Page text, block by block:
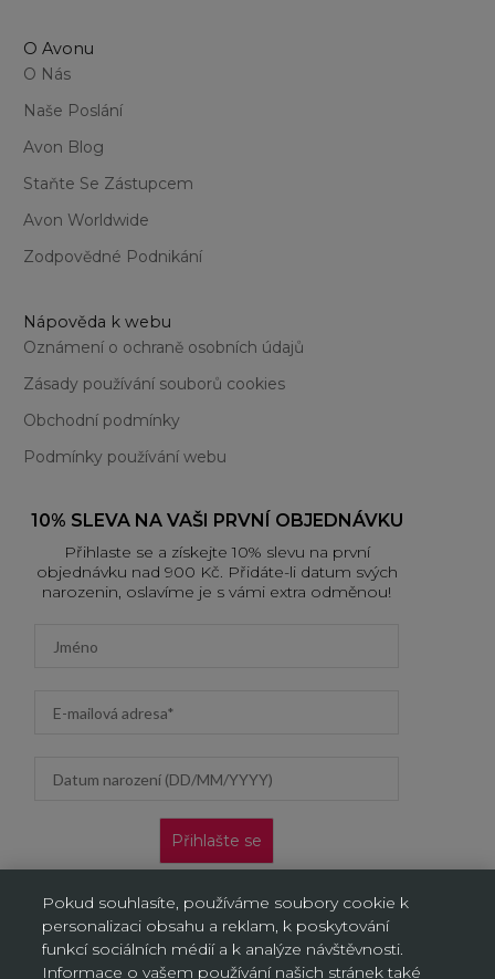
O Avonu
O Nás
Naše Poslání
Avon Blog
Staňte Se Zástupcem
Avon Worldwide
Zodpovědné Podnikání
Nápověda k webu
Oznámení o ochraně osobních údajů
Zásady používání souborů cookies
Obchodní podmínky
Podmínky používání webu
10% SLEVA NA VAŠI PRVNÍ OBJEDNÁVKU
Přihlaste se a získejte 10% slevu na první
objednávku nad 900 Kč. Přidáte-li datum svých
narozenin, oslavíme je s vámi extra odměnou!
Přihlašte se
objednávku. Vztahuje se jen na doručení na adresu a výdejní
místa, neplatí na objednávky doručované AL/AG. Kliknutím na
„Přihlásit se“ potvrzujete, že jste si přečetli Oznámení o ochraně
osobních údajů a souhlasíte s ním.
Pokud souhlasíte, používáme soubory cookie k
personalizaci obsahu a reklam, k poskytování
funkcí sociálních médií a k analýze návštěvnosti.
Informace o vašem používání našich stránek také